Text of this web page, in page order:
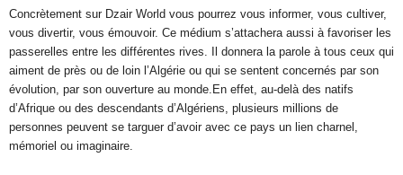
Concrètement sur Dzair World vous pourrez vous informer, vous cultiver,
vous divertir, vous émouvoir. Ce médium s’attachera aussi à favoriser les
passerelles entre les différentes rives. Il donnera la parole à tous ceux qui
aiment de près ou de loin l’Algérie ou qui se sentent concernés par son
évolution, par son ouverture au monde.En effet, au-delà des natifs
d’Afrique ou des descendants d’Algériens, plusieurs millions de
personnes peuvent se targuer d’avoir avec ce pays un lien charnel,
mémoriel ou imaginaire.